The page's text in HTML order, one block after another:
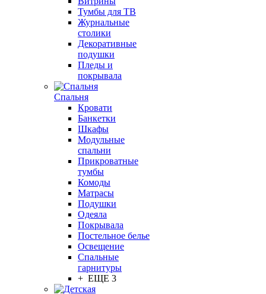
Тумбы для ТВ
Журнальные
столики
Декоративные
подушки
Пледы и
покрывала
Спальня
Кровати
Банкетки
Шкафы
Модульные
спальни
Прикроватные
тумбы
Комоды
Матрасы
Подушки
Одеяла
Покрывала
Постельное белье
Освещение
Спальные
гарнитуры
+ ЕЩЕ 3